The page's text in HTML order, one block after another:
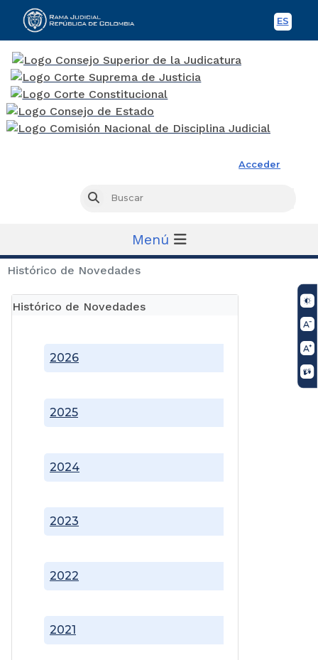
ES
Acceder
Buscar
Menú
Histórico de Novedades
Histórico de Novedades
2021
2022
2023
2024
2025
2026